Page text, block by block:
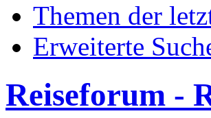
Themen der
Erweiterte
Reiseforum -